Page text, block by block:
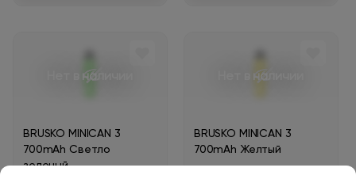
Нет в наличии
BRUSKO MINICAN 3
700mAh Светло
зеленый
Нет в наличии
BRUSKO MINICAN 3
700mAh Желтый